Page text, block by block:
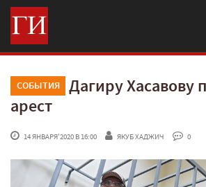
СОБЫТИЯ
Дагиру Хасавову
арест
14 ЯНВАРЯ'2020 В 16:00 ЯКУБ ХАДЖИЧ 0